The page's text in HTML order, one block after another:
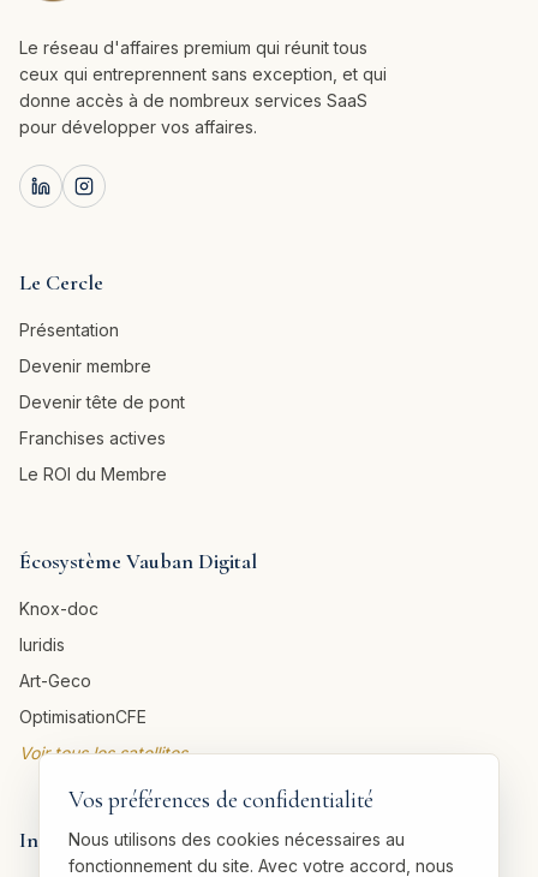
Le réseau d'affaires premium qui réunit tous
ceux qui entreprennent sans exception, et qui
donne accès à de nombreux services SaaS
pour développer vos affaires.
Le Cercle
Présentation
Devenir membre
Devenir tête de pont
Franchises actives
Le ROI du Membre
Écosystème Vauban Digital
Knox-doc
Iuridis
Art-Geco
OptimisationCFE
Voir tous les satellites →
Informations légales
Vos préférences de confidentialité
Nous utilisons des cookies nécessaires au
fonctionnement du site. Avec votre accord, nous